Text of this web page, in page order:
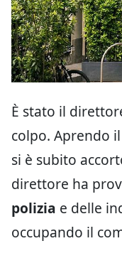
È stato il
colpo. Aprendo
si è subito
direttore ha
polizia e delle
occupando il